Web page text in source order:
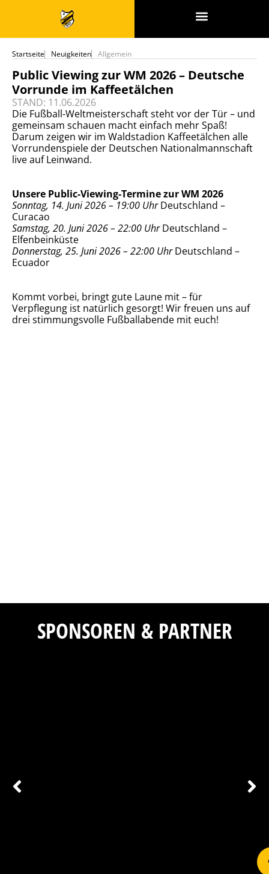
Startseite Neuigkeiten Allgemein
Public Viewing zur WM 2026 – Deutsche
Vorrunde im Kaffeetälchen
STAND: 11.06.2026
Die Fußball-Weltmeisterschaft steht vor der Tür – und
gemeinsam schauen macht einfach mehr Spaß!
Darum zeigen wir im Waldstadion Kaffeetälchen alle
Vorrundenspiele der Deutschen Nationalmannschaft
live auf Leinwand.
Unsere Public-Viewing-Termine zur WM 2026
Sonntag, 14. Juni 2026 – 19:00 UhrDeutschland –
Curacao
Samstag, 20. Juni 2026 – 22:00 UhrDeutschland –
Elfenbeinküste
Donnerstag, 25. Juni 2026 – 22:00 UhrDeutschland –
Ecuador
Kommt vorbei, bringt gute Laune mit – für
Verpflegung ist natürlich gesorgt! Wir freuen uns auf
drei stimmungsvolle Fußballabende mit euch!
SPONSOREN & PARTNER